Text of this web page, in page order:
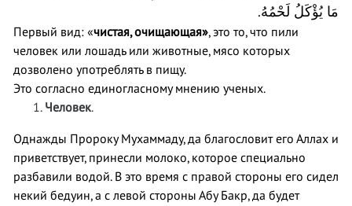
مَا يُؤْكَلُ لَحْمُهُ.
Первый вид: «чистая, очищающая», это то, что пили
человек или лошадь или животные, мясо которых
дозволено употреблять в пищу.
Это согласно единогласному мнению ученых.
Человек.
Однажды Пророку Мухаммаду, да благословит его Аллах и
приветствует, принесли молоко, которое специально
разбавили водой. В это время с правой стороны его сидел
некий бедуин, а с левой стороны Абу Бакр, да будет